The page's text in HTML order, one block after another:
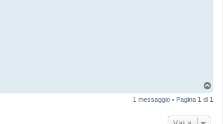
p
1 messaggio • Pagina 1 di 1